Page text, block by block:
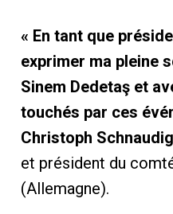
« En tant que
exprimer ma pleine
Sinem Dedetaş et
touchés par ces
Christoph
et président du
(Allemagne).